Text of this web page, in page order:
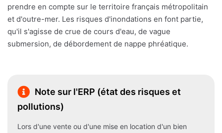
prendre en compte sur le territoire français métropolitain
et d'outre-mer. Les risques d'inondations en font partie,
qu'il s'agisse de crue de cours d'eau, de vague
submersion, de débordement de nappe phréatique.
Note sur l'ERP (état des risques et
pollutions)
Lors d'une vente ou d'une mise en location d'un bien